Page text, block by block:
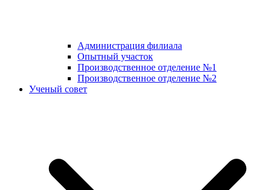
Администрация филиала
Опытный участок
Производственное отделение №1
Производственное отделение №2
Ученый совет